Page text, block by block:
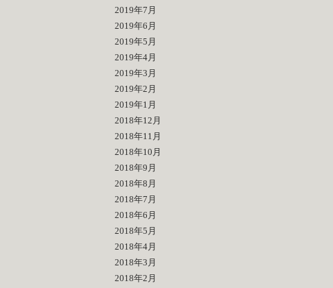
2019年7月
2019年6月
2019年5月
2019年4月
2019年3月
2019年2月
2019年1月
2018年12月
2018年11月
2018年10月
2018年9月
2018年8月
2018年7月
2018年6月
2018年5月
2018年4月
2018年3月
2018年2月